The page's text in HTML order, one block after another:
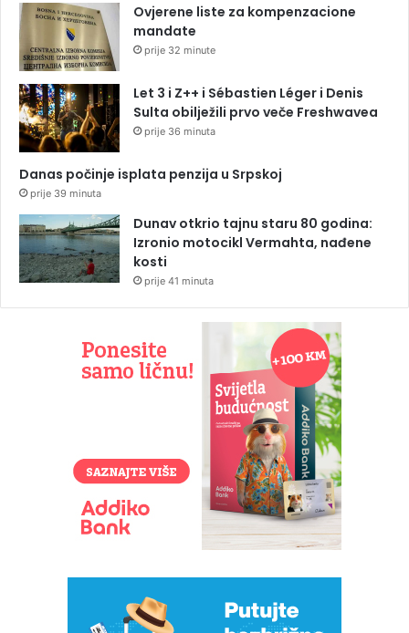
Ovjerene liste za kompenzacione
mandate
prije 32 minute
Let 3 i Z++ i Sébastien Léger i Denis
Sulta obilježili prvo veče Freshwavea
prije 36 minuta
Danas počinje isplata penzija u Srpskoj
prije 39 minuta
Dunav otkrio tajnu staru 80 godina:
Izronio motocikl Vermahta, nađene
kosti
prije 41 minuta